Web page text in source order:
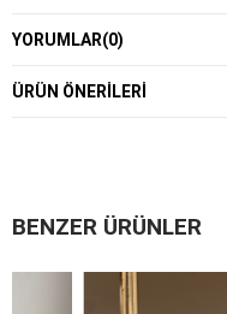
YORUMLAR(0)
ÜRÜN ÖNERILERI
BENZER ÜRÜNLER